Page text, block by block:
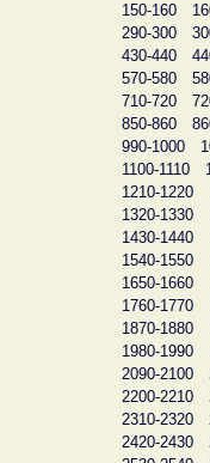
150-160
290-300
430-440
570-580
710-720
850-860
990-1000
1100-1110
1210-1220
1320-1330
1430-1440
1540-1550
1650-1660
1760-1770
1870-1880
1980-1990
2090-2100
2200-2210
2310-2320
2420-2430